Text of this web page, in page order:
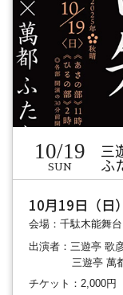
10/19
SUN
三
ふ
10月19日（日
会場：千駄木能舞台
出演者：三遊亭 歌
三遊亭 萬
チケット：2,000円